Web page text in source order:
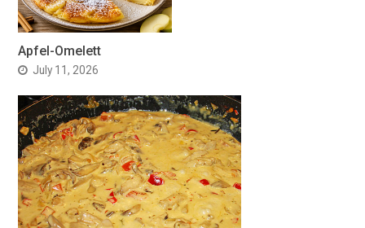
Apfel-Omelett
July 11, 2026